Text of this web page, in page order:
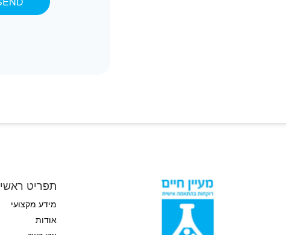
תפריט ראשי
מידע מקצועי
אודות